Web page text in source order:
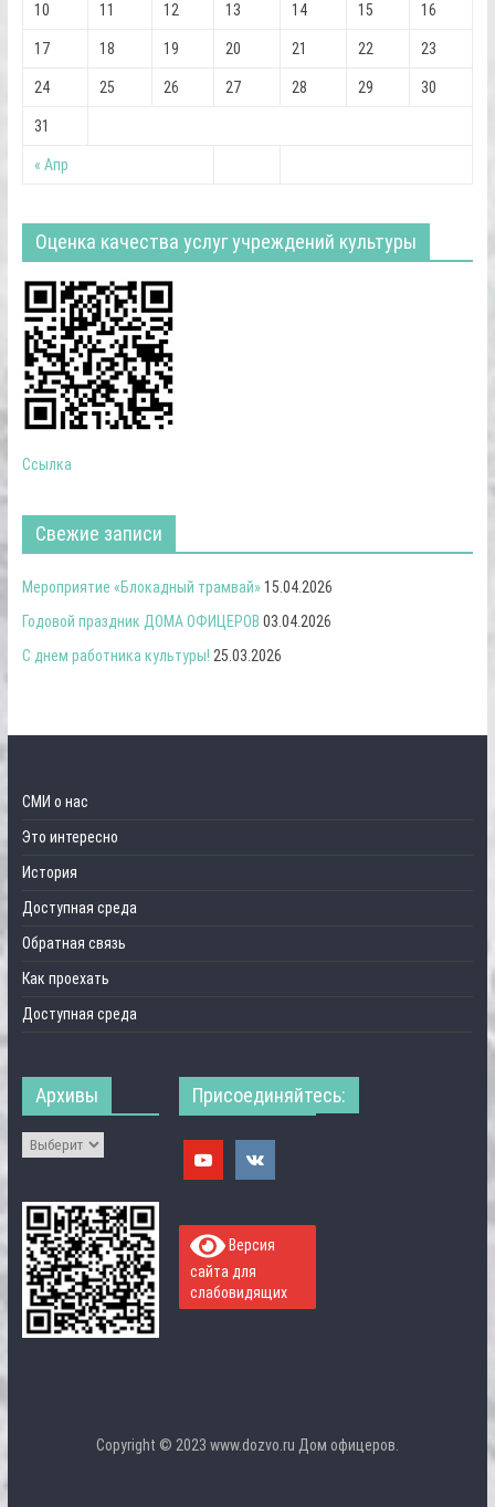
« Апр
10 11 12 13 14 15 16
17 18 19 20 21 22 23
24 25 26 27 28 29 30
31
Оценка качества услуг учреждений культуры
Ссылка
Свежие записи
Мероприятие «Блокадный трамвай» 15.04.2026
Годовой праздник ДОМА ОФИЦЕРОВ 03.04.2026
С днем работника культуры! 25.03.2026
СМИ о нас
Это интересно
История
Доступная среда
Обратная связь
Как проехать
Доступная среда
Архивы Присоединяйтесь:
Версия
сайта для
слабовидящих
Copyright © 2023 www.dozvo.ru Дом офицеров.